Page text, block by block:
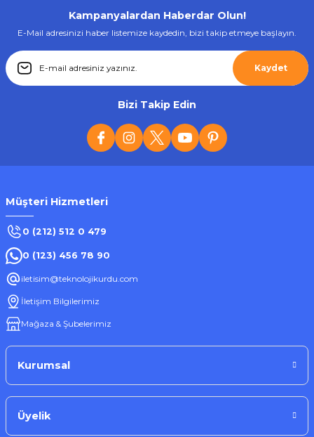
Kampanyalardan Haberdar Olun!
E-Mail adresinizi haber listemize kaydedin, bizi takip etmeye başlayın.
Kaydet
Bizi Takip Edin
Müşteri Hizmetleri
0 (212) 512 0 479
0 (123) 456 78 90
iletisim@teknolojikurdu.com
İletişim Bilgilerimiz
Mağaza & Şubelerimiz
Kurumsal
Üyelik